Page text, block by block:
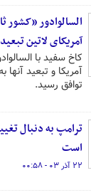
السالوادور «کشور
آمریکای لاتین
کاخ سفید با
آمریکا و تبعید آنها
توافق رسید.
ترامپ به دنبال
است
۲۲ آذر ۰۳ - ۰۰:۵۸